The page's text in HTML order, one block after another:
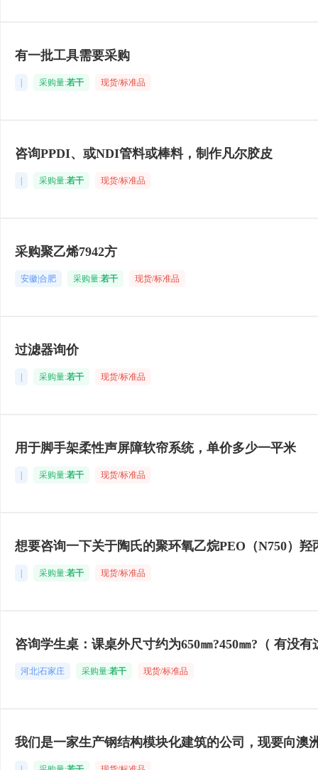
有一批工具需要采购
采购量:若干 现货/标准品
咨询PPDI、或NDI管料或棒料，制作凡尔胶皮
采购量:若干 现货/标准品
采购聚乙烯7942方
安徽|合肥 采购量:若干 现货/标准品
过滤器询价
采购量:若干 现货/标准品
用于脚手架柔性声屏障软帘系统，单价多少一平米
采购量:若干 现货/标准品
想要咨询一下关于陶氏的聚环氧乙烷PEO（N750）
采购量:若干 现货/标准品
咨询学生桌：课桌外尺寸约为650㎜?450㎜?（ 有没有
河北|石家庄 采购量:若干 现货/标准品
我们是一家生产钢结构模块化建筑的公司，现要向